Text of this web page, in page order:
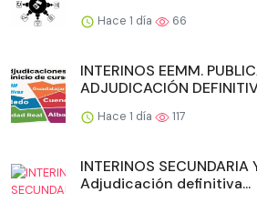
Hace 1 día 66
INTERINOS EEMM.
ADJUDICACIÓN
Hace 1 día 117
INTERINOS
Adjudicación definitiva...